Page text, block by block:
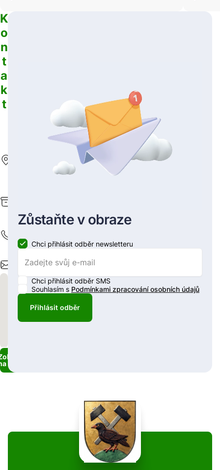
K
o
n
t
a
k
t
Tel
+420
281
E-mail
podatelna@hornimesto.cz
mapě
Zůstaňte v obraze
Chci přihlásit odběr newsletteru
Chci přihlásit odběr SMS
Zaškrtnutím políčka souhlasíte se zasíláním SMS.
Souhlasím s Podmínkami zpracování osobních údajů
Přihlásit odběr